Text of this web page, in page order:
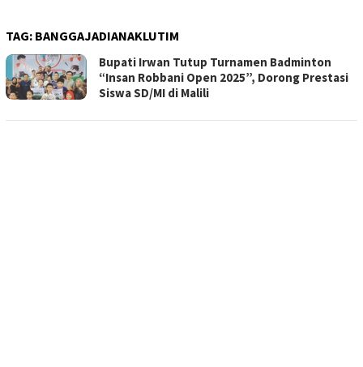
TAG: BANGGAJADIANAKLUTIM
Bupati Irwan Tutup Turnamen Badminton
“Insan Robbani Open 2025”, Dorong Prestasi
Siswa SD/MI di Malili